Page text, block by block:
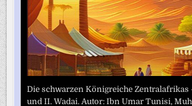
Die schwarzen Königreiche Zentralafrikas
und II. Wadai. Autor: Ibn Umar Tunisi,